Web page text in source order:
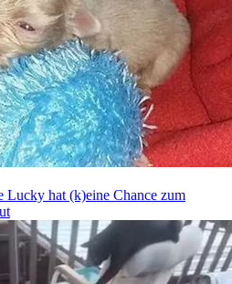
hat (k)eine Chance zum